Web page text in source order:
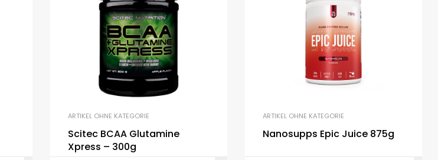
ARTIKEL OHNE KATEGORIE
Scitec BCAA Glutamine
Xpress – 300g
ARTIKEL OHNE KATEGORIE
Nanosupps Epic Juice 875g